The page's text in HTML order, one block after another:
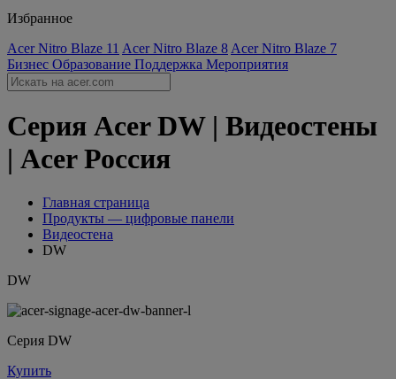
Избранное
Acer Nitro Blaze 11 Acer Nitro Blaze 8 Acer Nitro Blaze 7
Бизнес Образование Поддержка Мероприятия
Серия Acer DW | Видеостены
| Acer Россия
Главная страница
Продукты — цифровые панели
Видеостена
DW
DW
Серия DW
Купить